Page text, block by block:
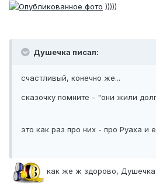
)))))
Душечка писал:
счастливый, конечно же...
сказочку помните - "они жили
это как раз про них - про Руаха и
как же ж здорово, Душечка!